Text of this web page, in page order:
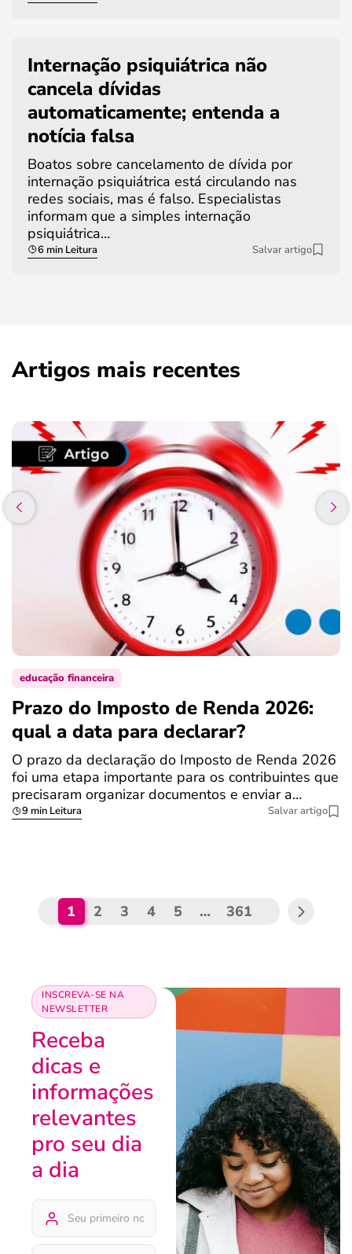
Internação psiquiátrica não
cancela dívidas
automaticamente; entenda a
notícia falsa
Boatos sobre cancelamento de dívida por
internação psiquiátrica está circulando nas
redes sociais, mas é falso. Especialistas
informam que a simples internação
psiquiátrica…
6 min Leitura Salvar artigo
Artigos mais recentes
educação financeira
Prazo do Imposto de Renda 2026:
qual a data para declarar?
O prazo da declaração do Imposto de Renda 2026
foi uma etapa importante para os contribuintes que
precisaram organizar documentos e enviar a…
9 min Leitura Salvar artigo
1 2 3 4 5 … 361
INSCREVA-SE NA
NEWSLETTER
Receba
dicas e
informações
relevantes
pro seu dia
a dia